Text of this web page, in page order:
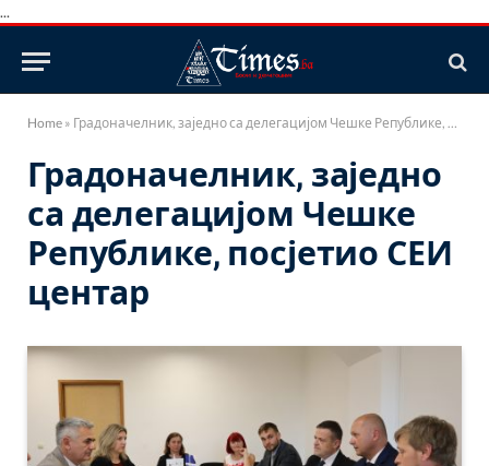
...
Home » Градоначелник, заједно са делегацијом Чешке Републике, посјетио СЕИ центар
Градоначелник, заједно
са делегацијом Чешке
Републике, посјетио СЕИ
центар